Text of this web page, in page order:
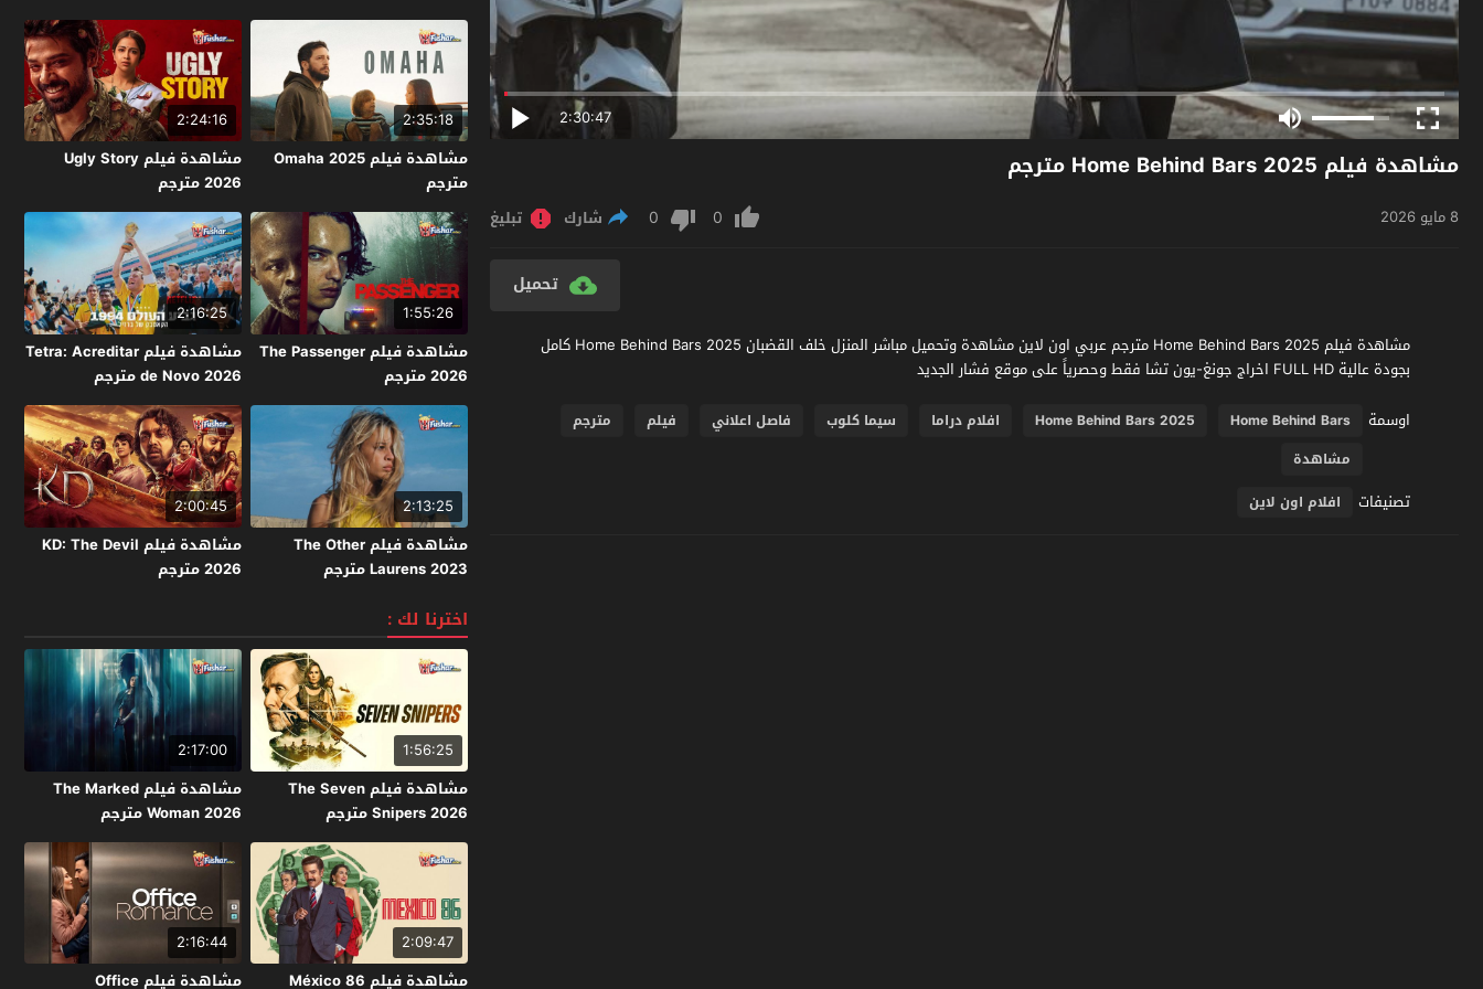
2:30:47
مشاهدة فيلم Home Behind Bars 2025 مترجم
8 مايو 2026 0
0 شارك تبليغ
تحميل
مشاهدة فيلم Home Behind Bars 2025 مترجم عربي اون لاين مشاهدة وتحميل مباشر المنزل خلف القضبان Home Behind Bars 2025 كامل
بجودة عالية FULL HD اخراج جونغ-يون تشا فقط وحصرياً على موقع فشار الجديد
اوسمة
Home Behind Bars
Home Behind Bars 2025 افلام دراما سيما كلوب فاصل اعلاني فيلم
مترجم
مشاهدة
تصنيفات افلام اون لاين
2:35:18
مشاهدة فيلم Omaha 2025
مترجم
2:24:16
مشاهدة فيلم Ugly Story
2026 مترجم
1:55:26
مشاهدة فيلم The Passenger
2026 مترجم
2:16:25
مشاهدة فيلم Tetra: Acreditar
de Novo 2026 مترجم
2:13:25
مشاهدة فيلم The Other
Laurens 2023 مترجم
2:00:45
مشاهدة فيلم KD: The Devil
2026 مترجم
اخترنا لك :
1:56:25
مشاهدة فيلم The Seven
Snipers 2026 مترجم
2:17:00
مشاهدة فيلم The Marked
Woman 2026 مترجم
2:09:47
مشاهدة فيلم México 86
2:16:44
مشاهدة فيلم Office